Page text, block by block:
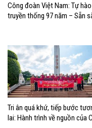
Công đoàn Việt Nam: Tự hào
truyền thống 97 năm – Sẵn
Tri ân quá khứ, tiếp bước
lai: Hành trình về nguồn của